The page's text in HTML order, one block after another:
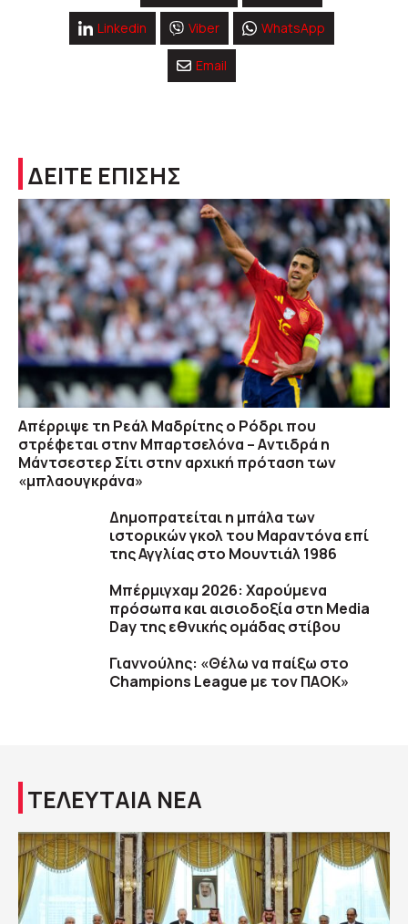
Linkedin Viber WhatsApp
Email
ΔΕΙΤΕ ΕΠΙΣΗΣ
Απέρριψε τη Ρεάλ Μαδρίτης ο Ρόδρι που
στρέφεται στην Μπαρτσελόνα – Aντιδρά η
Μάντσεστερ Σίτι στην αρχική πρόταση των
«μπλαουγκράνα»
Δημοπρατείται η μπάλα των
ιστορικών γκολ του Μαραντόνα επί
της Αγγλίας στο Μουντιάλ 1986
Μπέρμιγχαμ 2026: Χαρούμενα
πρόσωπα και αισιοδοξία στη Media
Day της εθνικής ομάδας στίβου
Γιαννούλης: «Θέλω να παίξω στο
Champions League με τον ΠΑΟΚ»
ΤΕΛΕΥΤΑΙΑ ΝΕΑ